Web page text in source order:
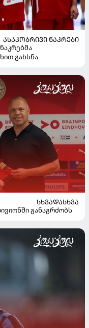
ᲐᲡᲐᲙᲝᲑᲠᲘᲕᲘ ᲜᲐᲙᲠᲔᲑᲘ
გახსნა
ᲡᲮᲕᲐᲓᲐᲡᲮᲕᲐ
განაგრძობს